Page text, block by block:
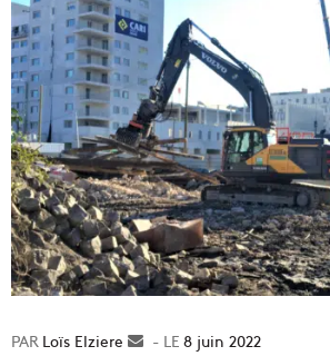
Loïs Elziere
Envoyer8 juin 2022